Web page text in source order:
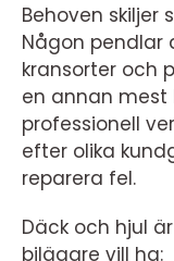
Behoven skiljer
Någon pendlar
kransorter och
en annan mest
professionell
efter olika
reparera fel.
Däck och hjul
bilägare vill ha: